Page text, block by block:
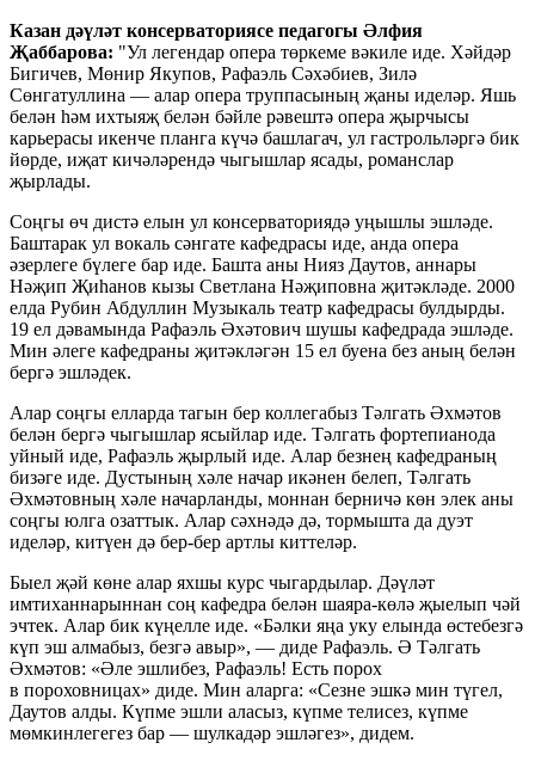
Казан дәүләт консерваториясе педагогы Әлфия
Җаббарова: "Ул легендар опера төркеме вәкиле иде. Хәйдәр
Бигичев, Мөнир Якупов, Рафаэль Сәхәбиев, Зилә
Сөнгатуллина — алар опера труппасының җаны иделәр. Яшь
белән һәм ихтыяҗ белән бәйле рәвештә опера җырчысы
карьерасы икенче планга күчә башлагач, ул гастрольләргә бик
йөрде, иҗат кичәләрендә чыгышлар ясады, романслар
җырлады.
Соңгы өч дистә елын ул консерваториядә уңышлы эшләде.
Баштарак ул вокаль сәнгате кафедрасы иде, анда опера
әзерлеге бүлеге бар иде. Башта аны Нияз Даутов, аннары
Нәҗип Җиһанов кызы Светлана Нәҗиповна җитәкләде. 2000
елда Рубин Абдуллин Музыкаль театр кафедрасы булдырды.
19 ел дәвамында Рафаэль Әхәтович шушы кафедрада эшләде.
Мин әлеге кафедраны җитәкләгән 15 ел буена без аның белән
бергә эшләдек.
Алар соңгы елларда тагын бер коллегабыз Тәлгать Әхмәтов
белән бергә чыгышлар ясыйлар иде. Тәлгать фортепианода
уйный иде, Рафаэль җырлый иде. Алар безнең кафедраның
бизәге иде. Дустының хәле начар икәнен белеп, Тәлгать
Әхмәтовның хәле начарланды, моннан берничә көн элек аны
соңгы юлга озаттык. Алар сәхнәдә дә, тормышта да дуэт
иделәр, китүен дә бер-бер артлы киттеләр.
Быел җәй көне алар яхшы курс чыгардылар. Дәүләт
имтиханнарыннан соң кафедра белән шаяра-көлә җыелып чәй
эчтек. Алар бик күңелле иде. «Бәлки яңа уку елында өстебезгә
күп эш алмабыз, безгә авыр», — диде Рафаэль. Ә Тәлгать
Әхмәтов: «Әле эшлибез, Рафаэль! Есть порох
в пороховницах» диде. Мин аларга: «Сезне эшкә мин түгел,
Даутов алды. Күпме эшли аласыз, күпме телисез, күпме
мөмкинлегегез бар — шулкадәр эшләгез», дидем.